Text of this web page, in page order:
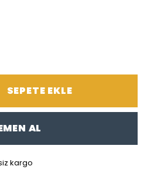
SEPETE EKLE
AL
kargo